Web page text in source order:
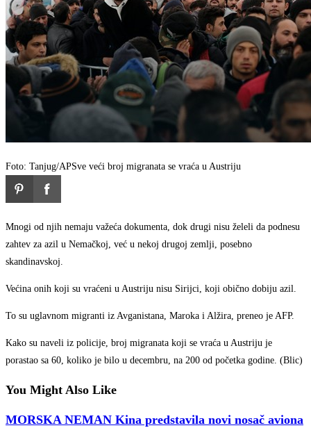
Foto: Tanjug/APSve veći broj migranata se vraća u Austriju
Mnogi od njih nemaju važeća dokumenta, dok drugi nisu želeli da podnesu
zahtev za azil u Nemačkoj, već u nekoj drugoj zemlji, posebno
skandinavskoj.
Većina onih koji su vraćeni u Austriju nisu Sirijci, koji obično dobiju azil.
To su uglavnom migranti iz Avganistana, Maroka i Alžira, preneo je AFP.
Kako su naveli iz policije, broj migranata koji se vraća u Austriju je
porastao sa 60, koliko je bilo u decembru, na 200 od početka godine. (Blic)
You Might Also Like
MORSKA NEMAN Kina predstavila novi nosač aviona